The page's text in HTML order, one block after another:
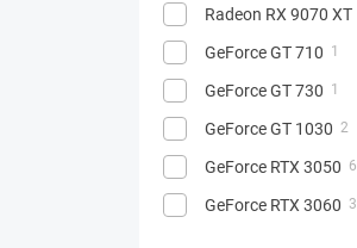
Radeon RX 9070 XT
GeForce GT 710 1
GeForce GT 730 1
GeForce GT 1030 2
GeForce RTX 3050 6
GeForce RTX 3060 3